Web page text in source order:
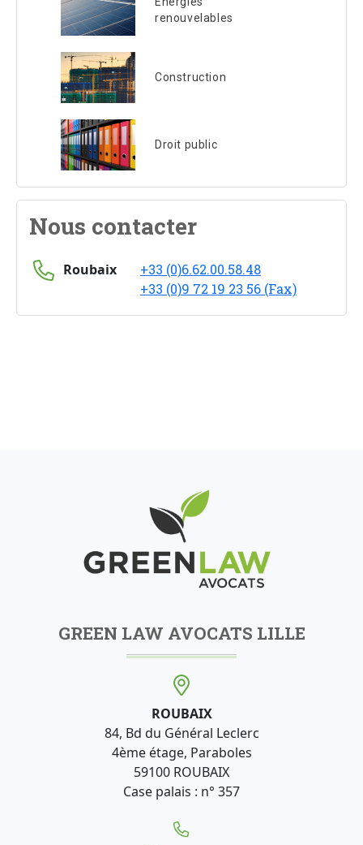
renouvelables
Construction
Droit public
Nous contacter
Roubaix
+33 (0)6.62.00.58.48
+33 (0)9 72 19 23 56 (Fax)
GREEN LAW AVOCATS LILLE
ROUBAIX
84, Bd du Général Leclerc
4ème étage, Paraboles
59100 ROUBAIX
Case palais : n° 357